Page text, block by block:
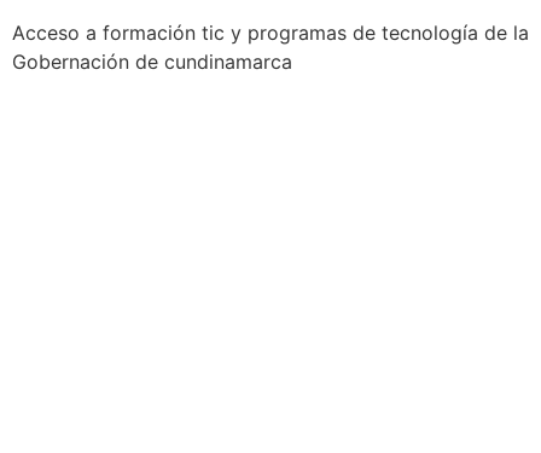
Acceso a formación tic y programas de tecnología de la
Gobernación de cundinamarca